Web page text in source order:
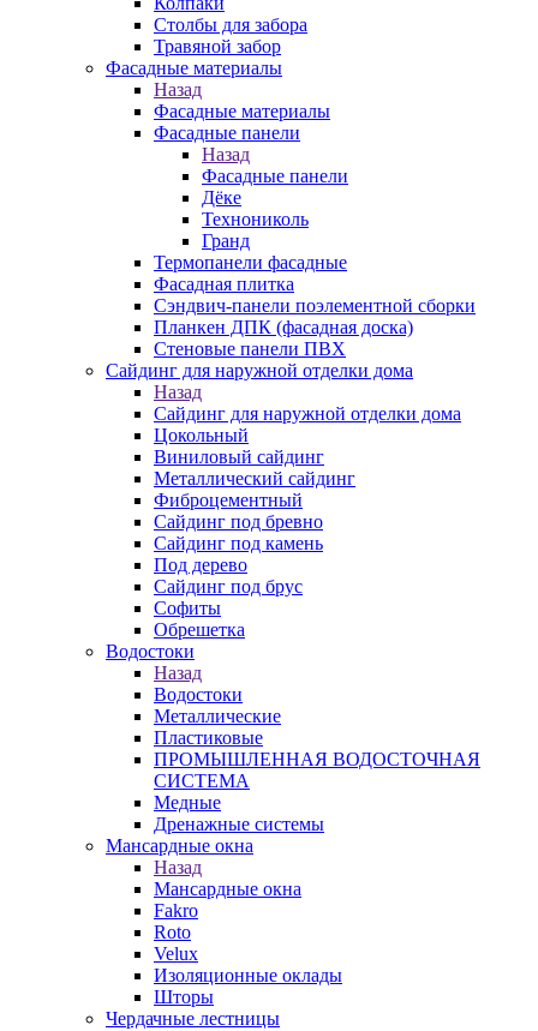
Столбы для забора
Травяной забор
Фасадные материалы
Назад
Фасадные материалы
Фасадные панели
Назад
Фасадные панели
Дёке
Технониколь
Гранд
Термопанели фасадные
Фасадная плитка
Сэндвич-панели поэлементной сборки
Планкен ДПК (фасадная доска)
Стеновые панели ПВХ
Сайдинг для наружной отделки дома
Назад
Сайдинг для наружной отделки дома
Цокольный
Виниловый сайдинг
Металлический сайдинг
Фиброцементный
Сайдинг под бревно
Сайдинг под камень
Под дерево
Сайдинг под брус
Софиты
Обрешетка
Водостоки
Назад
Водостоки
Металлические
Пластиковые
ПРОМЫШЛЕННАЯ ВОДОСТОЧНАЯ
СИСТЕМА
Медные
Дренажные системы
Мансардные окна
Назад
Мансардные окна
Fakro
Roto
Velux
Изоляционные оклады
Шторы
Чердачные лестницы